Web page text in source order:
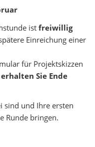
ist freiwillig
Einreichung einer
für Projektskizzen
erhalten Sie Ende
sind und Ihre ersten
Runde bringen.